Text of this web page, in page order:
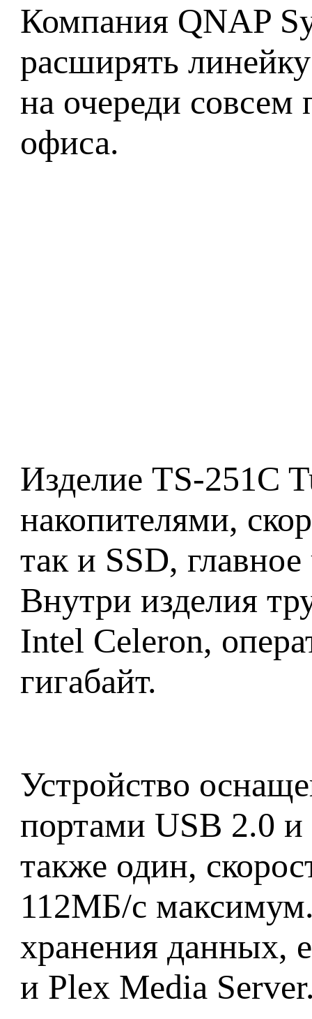
Компания QNAP
расширять
на очереди совсем
офиса.
Изделие TS-251C
накопителями,
так и SSD,
Внутри изделия
Intel Celeron,
гигабайт.
Устройство
портами USB 2.0
также один,
112МБ/с
хранения данных,
и Plex Media